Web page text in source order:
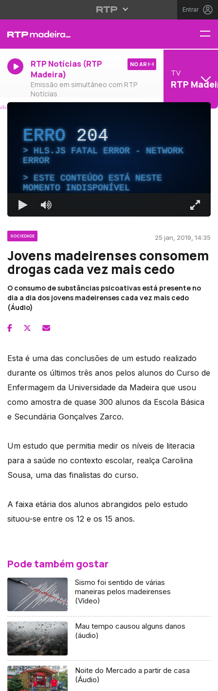
Entrar
RTP Notícias (RTP
Madeira)
Emissão em simultâneo com RTP
Notícias
NO AR
TV
RTP
ERRO204
HLS.JS FATAL ERROR - NETWORK
ERROR
ESTE CONTEÚDO ESTÁ NESTE
MOMENTO INDISPONÍVEL
SOCIEDADE 25 jan, 2019, 14:35
Jovens madeirenses consomem
drogas cada vez mais cedo
O consumo de substâncias psicoativas está presente no
dia a dia dos jovens madeirenses cada vez mais cedo
(Áudio)
Esta é uma das conclusões de um estudo realizado
durante os últimos três anos pelos alunos do Curso de
Enfermagem da Universidade da Madeira que usou
como amostra de quase 300 alunos da Escola Básica
e Secundária Gonçalves Zarco.
Um estudo que permitia medir os níveis de literacia
para a saúde no contexto escolar, realça Carolina
Sousa, uma das finalistas do curso.
A faixa etária dos alunos abrangidos pelo estudo
situou-se entre os 12 e os 15 anos.
Pode também gostar
Sismo foi sentido de várias
maneiras pelos madeirenses
(Vídeo)
Mau tempo causou alguns danos
(áudio)
Noite do Mercado a partir de casa
(Áudio)